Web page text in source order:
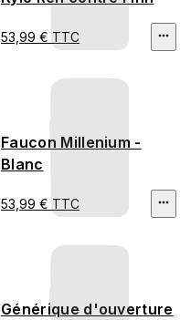
53,99 € TTC
Faucon Millenium -
Blanc
53,99 € TTC
Générique d'ouverture